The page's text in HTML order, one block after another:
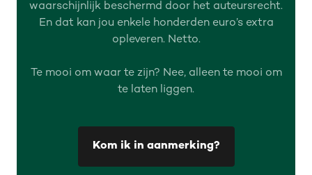
waarschijnlijk beschermd door het auteursrecht.
En dat kan jou enkele honderden euro’s extra
opleveren. Netto.
Te mooi om waar te zijn? Nee, alleen te mooi om
te laten liggen.
Kom ik in aanmerking?